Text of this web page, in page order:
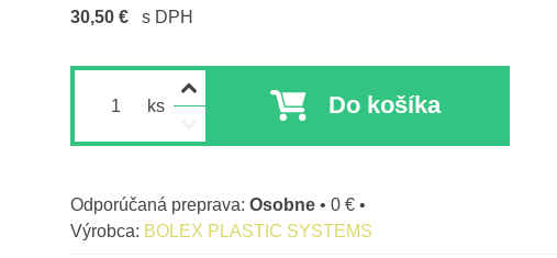
30,50 € s DPH
ks Do košíka
Osobne • 0 € •
Výrobca: BOLEX PLASTIC SYSTEMS